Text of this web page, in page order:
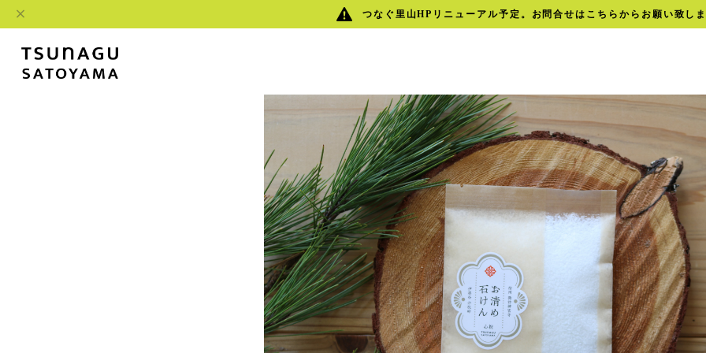
つなぐ里山HPリニューアル予定。お問合せはこちらからお願い致し